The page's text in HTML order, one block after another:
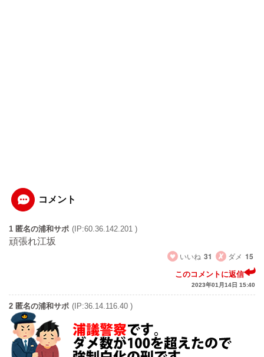
コメント
1 匿名の浦和サポ (IP:60.36.142.201 )
頑張れ江坂
いいね 31 ダメ 15
このコメントに返信
2023年01月14日 15:40
2 匿名の浦和サポ (IP:36.14.116.40 )